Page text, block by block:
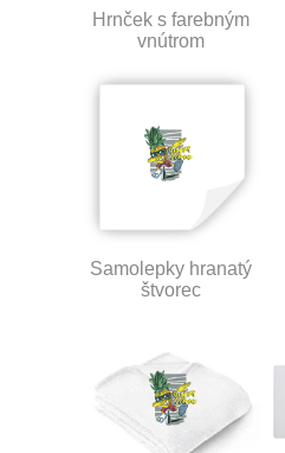
Hrnček s farebným
vnútrom
Samolepky hranatý
štvorec